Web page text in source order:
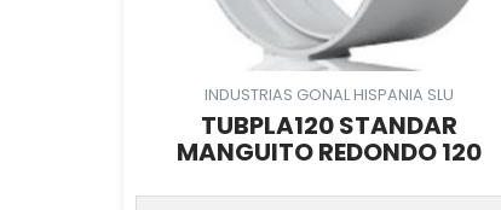
INDUSTRIAS GONAL HISPANIA SLU
TUBPLA120 STANDAR
MANGUITO REDONDO 120